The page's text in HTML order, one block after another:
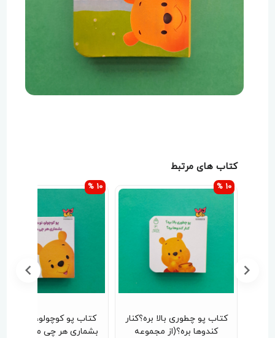
کتاب های مرتبط
کتاب پو چطوری بالا بره؟کنار
کندوها بره؟(از مجموعه
10 %
کتاب پو کوچولو،تو
بشماری هر چی میبینی ؟
10 %